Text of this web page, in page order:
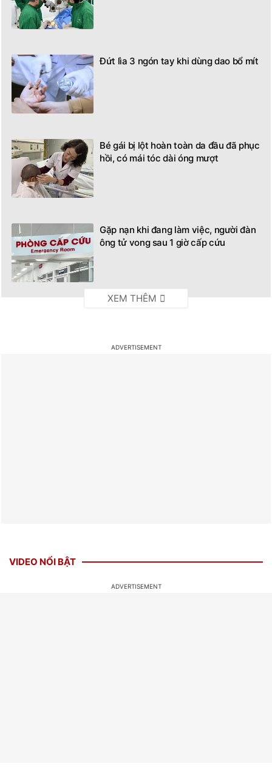
Đứt lìa 3 ngón tay khi dùng dao bổ mít
Bé gái bị lột hoàn toàn da đầu đã phục
hồi, có mái tóc dài óng mượt
Gặp nạn khi đang làm việc, người đàn
ông tử vong sau 1 giờ cấp cứu
VIDEO NỔI BẬT